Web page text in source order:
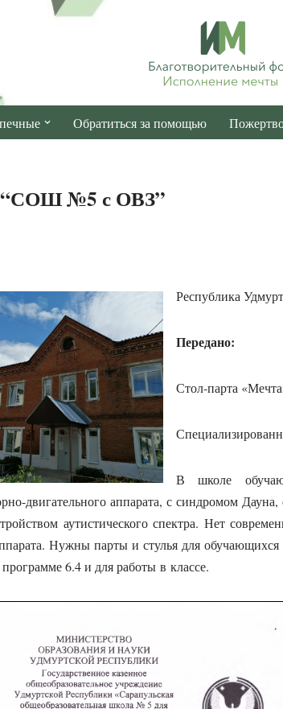
Обратиться за помощью
№5 с ОВЗ”
Республика
Передано:
Стол-парта
В школе
двигательного аппарата, с синдромом
аутистического спектра. Нет
Нужны парты и стулья для
6.4 и для работы в классе.